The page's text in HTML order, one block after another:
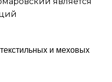
и меховых
доступ
руб/мес